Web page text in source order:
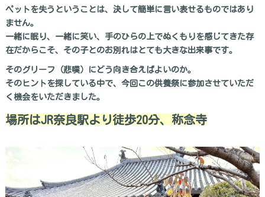
ペットを失うということは、決して簡単に言い表せるものではあり
ません。
一緒に眠り、一緒に笑い、手のひらの上でぬくもりを感じてきた存
在だからこそ、その子とのお別れはとても大きな出来事です。
そのグリーフ（悲嘆）にどう向き合えばよいのか。
そのヒントを探している中で、今回この供養祭に参加させていただ
く機会をいただきました。
場所はJR奈良駅より徒歩20分、称念寺